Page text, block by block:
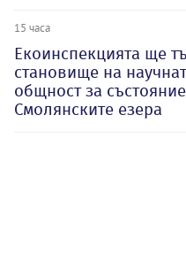
15 часа
Екоинспекцията ще
становище на
общност за
Смолянските езера